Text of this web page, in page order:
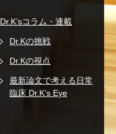
Dr.K’sコラム・連載
Dr.Kの挑戦
Dr.Kの視点
最新論文で考える日常
臨床 Dr.K’s Eye